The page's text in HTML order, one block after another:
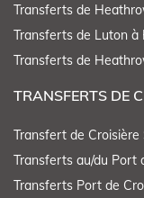
Transferts de
Transferts de Luton à
Transferts de
TRANSFERTS DE
Transfert de
Transferts au/du Port
Transferts Port de